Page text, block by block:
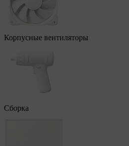
Корпусные вентиляторы
Сборка